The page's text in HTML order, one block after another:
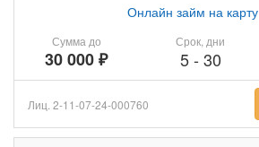
Сумма до
30 000 ₽
Онлайн займ на карту
Срок, дни
5- 30
Лиц. 2-11-07-24-000760